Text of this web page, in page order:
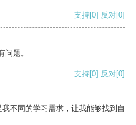
支持[0] 反对[0]
题。
支持[0] 反对[0]
不同的学习需求，让我能够找到自